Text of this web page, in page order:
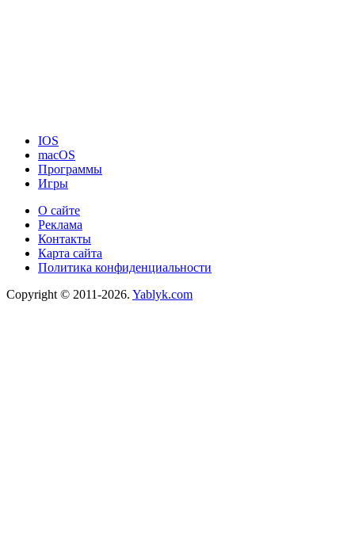
IOS
macOS
Программы
Игры
О сайте
Реклама
Контакты
Карта сайта
Политика конфиденциальности
Copyright © 2011-2026. Yablyk.сom